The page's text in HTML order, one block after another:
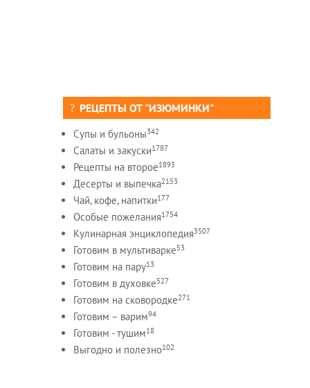
РЕЦЕПТЫ ОТ "ИЗЮМИНКИ"
Супы и бульоны342
Салаты и закуски1787
Рецепты на второе1893
Десерты и выпечка2153
Чай, кофе, напитки177
Особые пожелания1754
Кулинарная энциклопедия3507
Готовим в мультиварке53
Готовим на пару13
Готовим в духовке527
Готовим на сковородке271
Готовим – варим94
Готовим - тушим18
Выгодно и полезно102